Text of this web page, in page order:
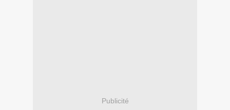
Publicité